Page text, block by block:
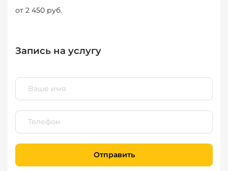
от 2 450 руб.
Запись на услугу
Отправить